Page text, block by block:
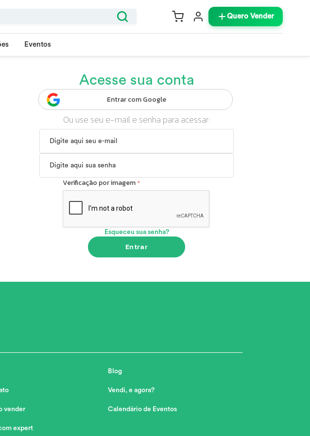
Quero Vender
Eventos
Acesse sua conta
Entrar com Google
Ou use seu e-mail e senha para acessar:
Verificação por imagem
Esqueceu sua senha?
Entrar
vender
expert
Blog
Vendi, e agora?
Calendário de Eventos